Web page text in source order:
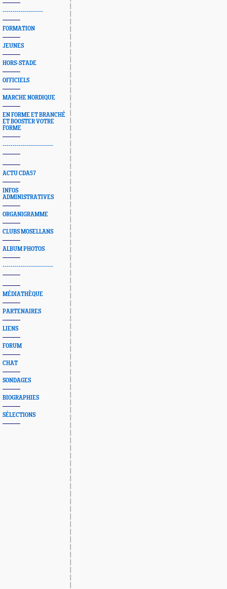
--------------------
FORMATION
JEUNES
HORS-STADE
OFFICIELS
MARCHE NORDIQUE
EN FORME ET BRANCHÉ
ET BOOSTER VOTRE
FORME
-------------------------
ACTU CDA57
INFOS
ADMINISTRATIVES
ORGANIGRAMME
CLUBS MOSELLANS
ALBUM PHOTOS
-------------------------
MÉDIATHÈQUE
PARTENAIRES
LIENS
FORUM
CHAT
SONDAGES
BIOGRAPHIES
SÉLECTIONS